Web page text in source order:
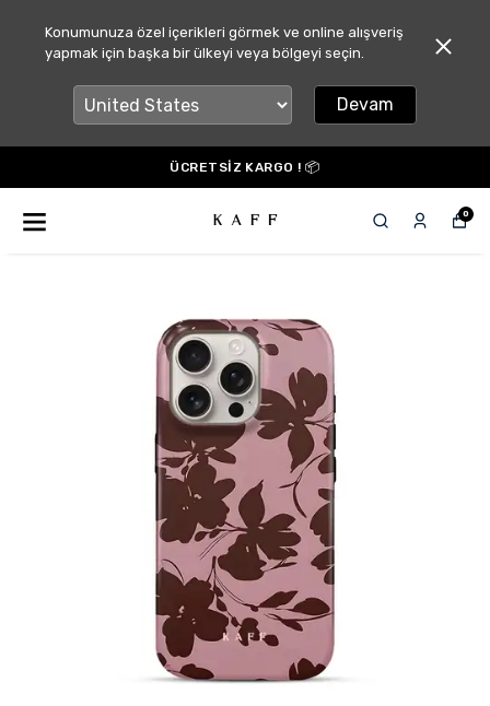
Konumunuza özel içerikleri görmek ve online alışveriş
yapmak için başka bir ülkeyi veya bölgeyi seçin.
Devam
ÜCRETSİZ KARGO ! 📦
0